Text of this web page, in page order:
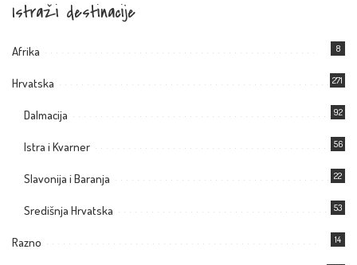
Istraži destinacije
Afrika 8
Hrvatska 271
Dalmacija 92
Istra i Kvarner 56
Slavonija i Baranja 22
Središnja Hrvatska 53
Razno 14